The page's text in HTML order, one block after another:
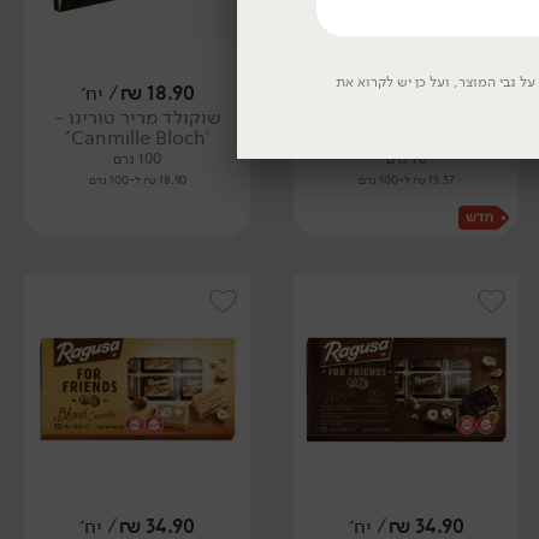
10.90
₪/ יח׳
70 גרם
15.57 ₪ ל-100 גרם
18.90
₪/ יח׳
שוקולד מריר טורינו -
'Canmille Bloch'
100 גרם
18.90 ₪ ל-100 גרם
34.90
₪/ יח׳
34.90
₪/ יח׳
גבי המוצר, ועל כן יש לקרוא את